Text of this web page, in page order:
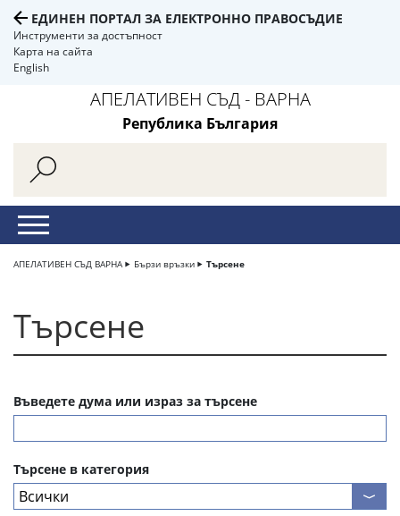
ЕДИНЕН ПОРТАЛ ЗА ЕЛЕКТРОННО ПРАВОСЪДИЕ
Инструменти за достъпност
Карта на сайта
English
АПЕЛАТИВЕН СЪД - ВАРНА
Република България
АПЕЛАТИВЕН СЪД ВАРНА Бързи връзки Търсене
Търсене
Въведете дума или израз за търсене
Търсене в категория